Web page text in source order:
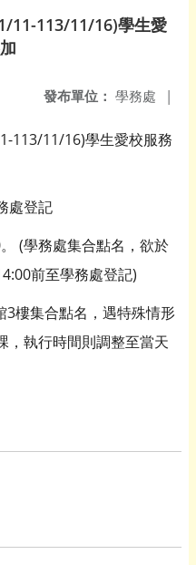
11-113/11/16)學生愛
發布單位： 學務處 |
113/11/16)學生愛校服務
處登記
(學務處集合點名，欲於
前至學務處登記)
3樓集合點名，遇特殊情形
，執行時間則調整至當天